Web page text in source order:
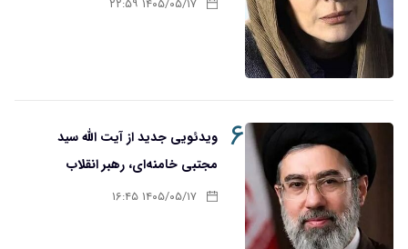
۱۴۰۵/۰۵/۱۷ ۲۲:۵۹
۶
ویدئویی جدید از آیت الله سید
مجتبی خامنه‌ای، رهبر انقلاب
۱۴۰۵/۰۵/۱۷ ۱۶:۴۵